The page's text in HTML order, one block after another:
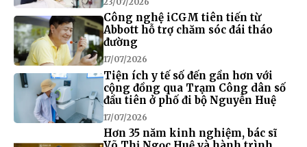
Công nghệ iCGM tiên tiến từ
Abbott hỗ trợ chăm sóc đái tháo
đường
17/07/2026
Tiện ích y tế số đến gần hơn với
cộng đồng qua Trạm Công dân số
đầu tiên ở phố đi bộ Nguyễn Huệ
17/07/2026
Hơn 35 năm kinh nghiệm, bác sĩ